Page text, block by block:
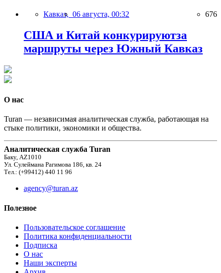
Кавказ, 06 августа, 00:32 676
США и Китай конкурируютза
маршруты через Южный Кавказ
О нас
Turan — независимая аналитическая служба, работающая на
стыке политики, экономики и общества.
Аналитическая служба Turan
Баку, AZ1010
Ул. Сулеймана Рагимова 186, кв. 24
Тел.: (+99412) 440 11 96
agency@turan.az
Полезное
Пользовательское соглашение
Политика конфиденциальности
Подписка
О нас
Наши эксперты